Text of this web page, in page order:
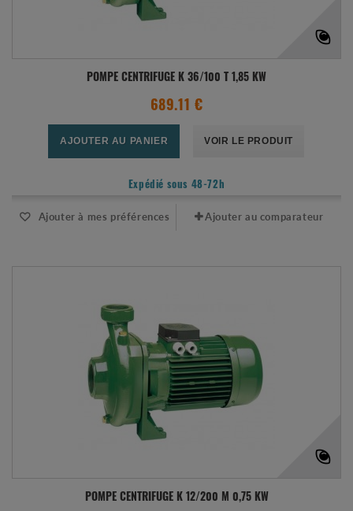
POMPE CENTRIFUGE K 36/100 T 1,85 KW
689.11 €
AJOUTER AU PANIER VOIR LE PRODUIT
Expédié sous 48-72h
Ajouter à mes préférences Ajouter au comparateur
POMPE CENTRIFUGE K 12/200 M 0,75 KW